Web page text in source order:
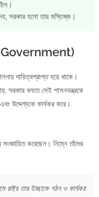
সরকার হলো তার মস্তিষ্ক।
Government)
দায়িত্বপ্রাপ্ত হয়ে থাকে।
সরকার বলতে সেই শাসনযন্ত্রকে
উদ্দেশ্যকে কার্যকর করে।
সংজ্ঞায়িত করেছেন। নিম্নে তাঁদের
রাষ্ট্র তার ইচ্ছাকে গঠন ও কার্যকর